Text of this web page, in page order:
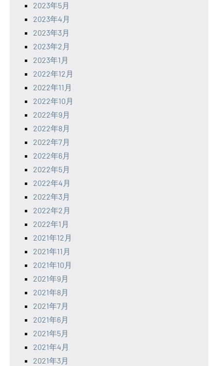
2023年5月
2023年4月
2023年3月
2023年2月
2023年1月
2022年12月
2022年11月
2022年10月
2022年9月
2022年8月
2022年7月
2022年6月
2022年5月
2022年4月
2022年3月
2022年2月
2022年1月
2021年12月
2021年11月
2021年10月
2021年9月
2021年8月
2021年7月
2021年6月
2021年5月
2021年4月
2021年3月